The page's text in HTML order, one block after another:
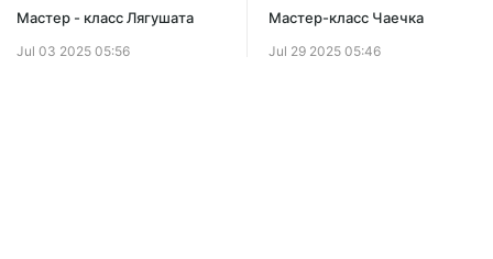
Мастер - класс Лягушата
Jul 03 2025 05:56
Мастер-класс Чаечка
Jul 29 2025 05:46